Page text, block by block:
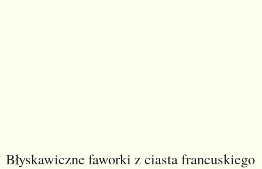
Błyskawiczne faworki z ciasta francuskiego